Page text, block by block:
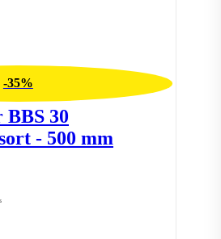
-35%
30
- 500 mm